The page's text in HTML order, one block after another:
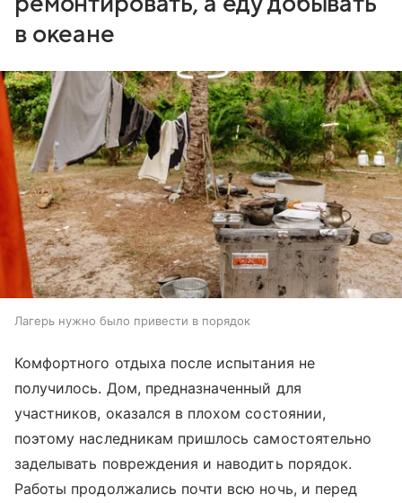
в океане
Лагерь нужно было привести в порядок
Комфортного отдыха после испытания не
получилось. Дом, предназначенный для
участников, оказался в плохом состоянии,
поэтому наследникам пришлось самостоятельно
заделывать повреждения и наводить порядок.
Работы продолжались почти всю ночь, и перед